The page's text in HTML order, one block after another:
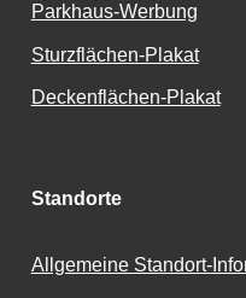
Parkhaus-Werbung
Sturzflächen-Plakat
Deckenflächen-Plakat
Standorte
Allgemeine Standort-